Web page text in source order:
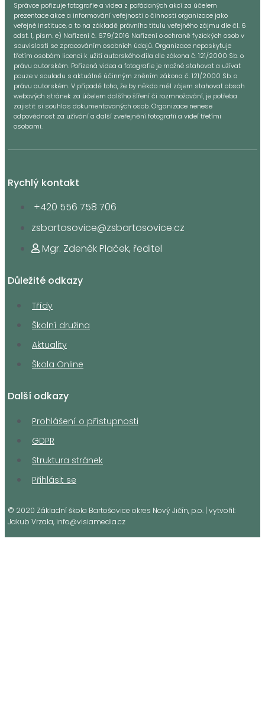
Správce pořizuje fotografie a videa z pořádaných akcí za účelem
prezentace akce a informování veřejnosti o činnosti organizace jako
veřejné instituce, a to na základě právního titulu veřejného zájmu dle čl. 6
odst. 1, písm. e) Nařízení č. 679/2016 Nařízení o ochraně fyzických osob v
souvislosti se zpracováním osobních údajů. Organizace neposkytuje
třetím osobám licenci k užití autorského díla dle zákona č. 121/2000 Sb. o
právu autorském. Pořízená videa a fotografie je možné stahovat a užívat
pouze v souladu s aktuálně účinným zněním zákona č. 121/2000 Sb. o
právu autorském. V případě toho, že by někdo měl zájem stahovat obsah
webových stránek za účelem dalšího šíření či rozmnožování, je potřeba
zajistit si souhlas dokumentovaných osob. Organizace nenese
odpovědnost za užívání a další zveřejnění fotografií a videí třetími
osobami.
Rychlý kontakt
+420 556 758 706
zsbartosovice@zsbartosovice.cz
Mgr. Zdeněk Plaček, ředitel
Důležité odkazy
Třídy
Školní družina
Aktuality
Škola Online
Další odkazy
Prohlášení o přístupnosti
GDPR
Struktura stránek
Přihlásit se
© 2020 Základní škola Bartošovice okres Nový Jičín, p.o. | vytvořil:
Jakub Vrzala, info@visiamedia.cz